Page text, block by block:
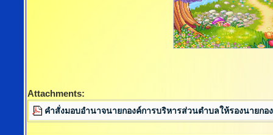
Attachments:
คำสั่งมอบอำนาจนายกองค์การบริหารส่วนตำบลให้รองนายก